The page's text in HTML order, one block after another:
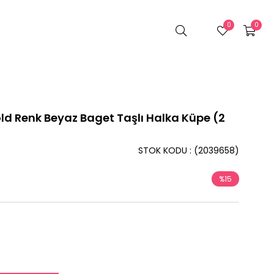
0
0
Renk Beyaz Baget Taşlı Halka Küpe (2
(2039658)
STOK KODU
%15